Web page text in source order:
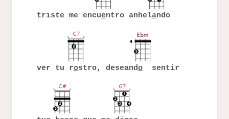
triste me encuentro anhelando
ver tu rostro, deseandosentir